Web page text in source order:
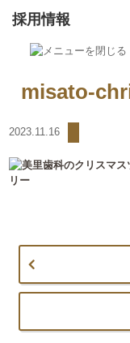
採用情報
misato-
2023.11.16